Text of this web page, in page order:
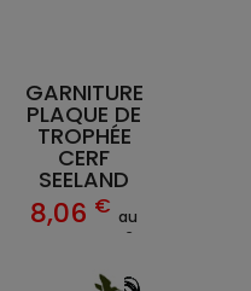
GARNITURE
PLAQUE DE
TROPHÉE
CERF
SEELAND
8,06 € au
€